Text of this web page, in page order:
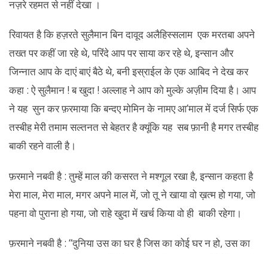
नज़रे रहमत से नहीं देखा ।
रिवायत है कि हज़रते सुलैमान बिन दावूद अलैहिस्सलाम एक मरतबा अपने
तख्त पर कहीं जा रहे थे, परिंदे आप पर साया कर रहे थे, इन्सान और
जिन्नात आप के दाएं बाएं बैठे थे, बनी इस्राईल के एक आबिद ने देख कर
कहा : ऐ सुलैमान ! ब खुदा ! अल्लाह ने आप को मुल्के अज़ीम दिया है। आप
ने यह सुन कर फ़रमाया कि बन्दए मोमिन के नामए आ’माल में दर्ज सिर्फ एक
तस्बीह मेरी तमाम सल्तनत से बेहतर है क्यूंकि यह सब फ़ानी है मगर तस्बीह
बाकी रहने वाली है।
फ़रमाने नबवी है : तुम्हें माल की कसरत ने मश्गूल रखा है, इन्सान कहता है
मेरा माल, मेरा माल, मगर अपने माल में, जो तू ने खाया वो ख़त्म हो गया, जो
पहना वो पुराना हो गया, जो राहे खुदा में खर्च किया वो ही बाकी रहेगा।
फ़रमाने नबवी है : “दुनिया उस का घर है जिस का कोई घर न हो, उस का